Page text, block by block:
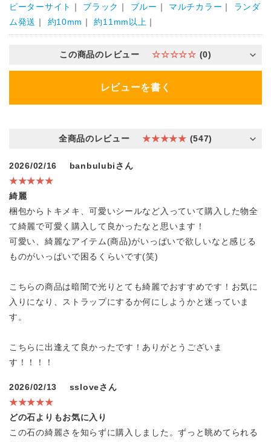
ピーターサイト ｜ ブラック ｜ ブルー ｜ マルチカラー ｜ ランダ
ム発送 ｜ 約10mm ｜約11mm以上 ｜
この商品のレビュー ☆☆☆☆☆ (0)
レビューを書く
全商品のレビュー ★★★★★ (547)
2026/02/16
banbulubiさん
★★★★★
綺麗
梱包からトキメキ、可愛いシールなど入っていて購入した物全
て綺麗で可愛く購入して良かったなと思います！
可愛い、綺麗なアイテム(商品)がいっぱいで欲しいなと感じる
ものがいっぱいで困るくらいです(笑)
こちらの商品は暗闇で光りとても綺麗でおすすめです！お気に
入りになり、ストラップにするか何にしようかと迷っていま
す。
こちらに出逢えて良かったです！ありがとうございま
す！！！！
2026/02/13
ssloveさん
★★★★★
どの石よりもお気に入り
この石の綺麗さを知らずに購入しました。ずっと眺めてられる